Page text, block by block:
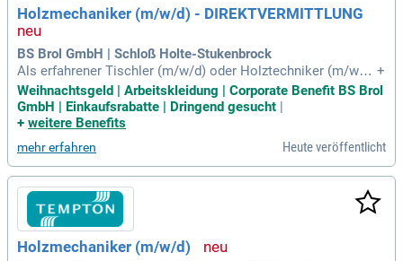
Holzmechaniker (m/w/d) - DIREKTVERMITTLUNG
BS Brol GmbH | Schloß Holte-Stukenbrock
Als erfahrener Tischler (m/w/d) oder Holztechniker (m/w/d)
bringen Sie wertvolle Kompetenzen mit. Sie besitzen eine si
chere EDV- und technische Orientierung, gepaart mit analyti
schem Denken, um Herausforderungen effizient zu meister
zeichnen Sie aus, während Zuverlässigkeit und Teamgeist fü
r Sie selbstverständlich sind. Profitieren Sie von persönliche
r Betreuung und attraktiver Vergütung inklusive Prämien und
Zuschlägen. Unsere langfristigen, wohnortsnahen Einsatzm
öglichkeiten garantieren eine gut organisierte Einarbeitung.
Entwickeln Sie Ihre Karriere in einem innovativen Umfeld, da
s Ihr Engagement wertschätzt und fördert.
+
Weihnachtsgeld | Arbeitskleidung | Corporate Benefit BS Brol
GmbH | Einkaufsrabatte | Dringend gesucht |
+ weitere Benefits
mehr erfahren Heute veröffentlicht
Holzmechaniker (m/w/d)